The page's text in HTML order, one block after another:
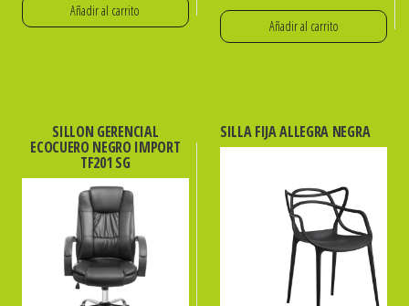
Añadir al carrito
Añadir al carrito
SILLON GERENCIAL
ECOCUERO NEGRO IMPORT
TF201 SG
SILLA FIJA ALLEGRA NEGRA